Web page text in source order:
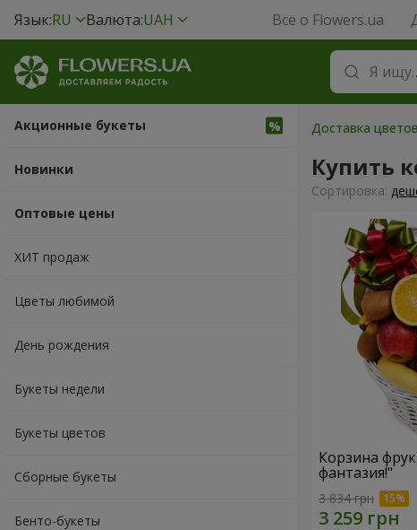
Язык:RU Валюта:UAH Все о Flowers.ua
Акционные букеты
Новинки
Оптовые цены
ХИТ продаж
Цветы любимой
День рождения
Букеты недели
Букеты цветов
Сборные букеты
Бенто-букеты
Доставка
Купить
Cортировка:
Корзина
фантазия!"
3 834 грн